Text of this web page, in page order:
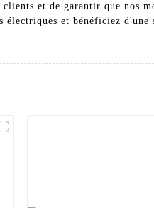
et de garantir que nos
et bénéficiez